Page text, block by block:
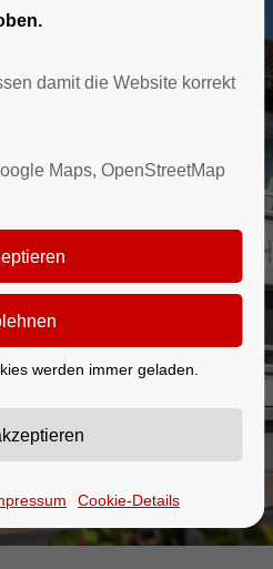
damit die Website korrekt
Maps, OpenStreetMap
werden immer geladen.
Cookie-Details